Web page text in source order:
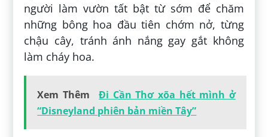
người làm vườn tất bật từ sớm để chăm
những bông hoa đầu tiên chớm nở, từng
chậu cây, tránh ánh nắng gay gắt không
làm cháy hoa.
Xem Thêm
Đi Cần Thơ xõa hết mình ở
“Disneyland phiên bản miền Tây”